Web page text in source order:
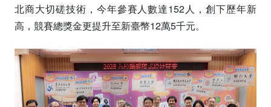
北商大切磋技術，今年參賽人數達152人，創下歷年新
高，競賽總獎金更提升至新臺幣12萬5千元。